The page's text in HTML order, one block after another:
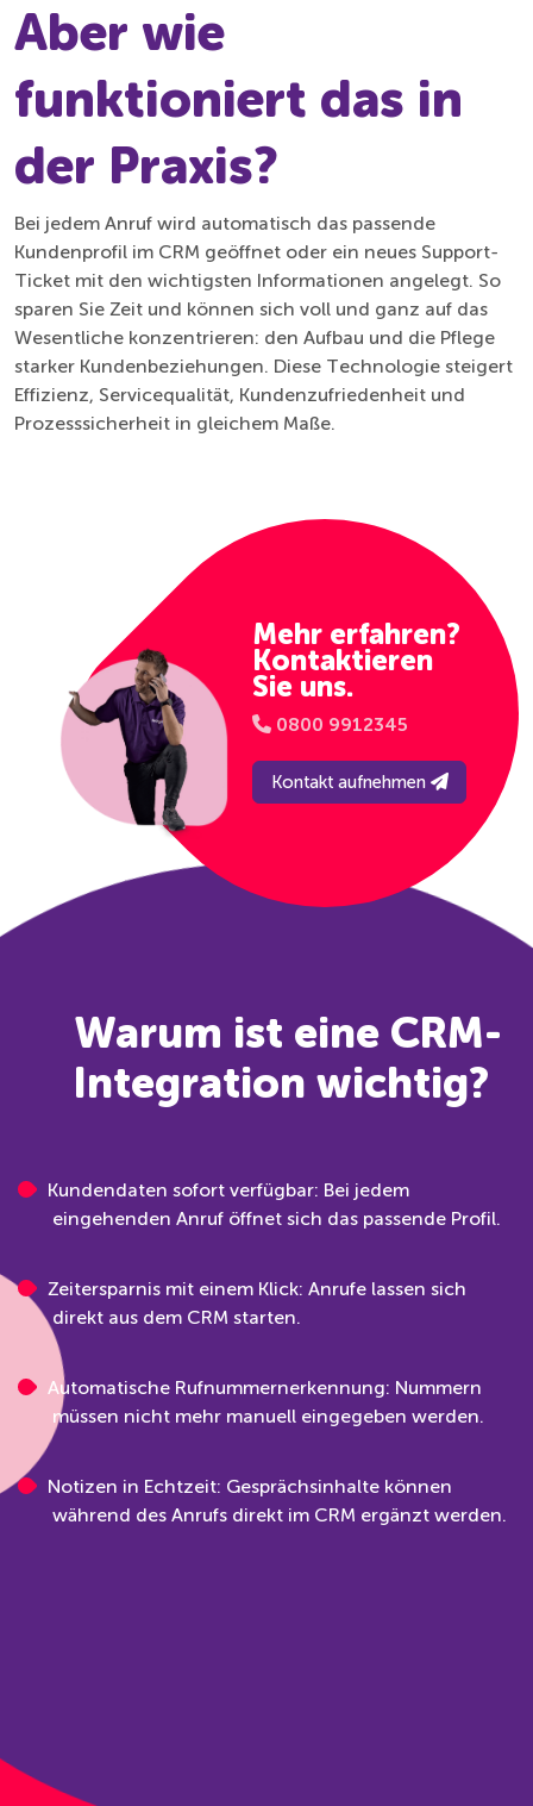
Aber wie
funktioniert das in
der Praxis?
Bei jedem Anruf wird automatisch das passende
Kundenprofil im CRM geöffnet oder ein neues Support-
Ticket mit den wichtigsten Informationen angelegt. So
sparen Sie Zeit und können sich voll und ganz auf das
Wesentliche konzentrieren: den Aufbau und die Pflege
starker Kundenbeziehungen. Diese Technologie steigert
Effizienz, Servicequalität, Kundenzufriedenheit und
Prozesssicherheit in gleichem Maße.
Mehr erfahren?
Kontaktieren
Sie uns.
0800 9912345
Kontakt aufnehmen
Warum ist eine CRM-
Integration wichtig?
Kundendaten sofort verfügbar: Bei jedem
eingehenden Anruf öffnet sich das passende Profil.
Zeitersparnis mit einem Klick: Anrufe lassen sich
direkt aus dem CRM starten.
Automatische Rufnummernerkennung: Nummern
müssen nicht mehr manuell eingegeben werden.
Notizen in Echtzeit: Gesprächsinhalte können
während des Anrufs direkt im CRM ergänzt werden.